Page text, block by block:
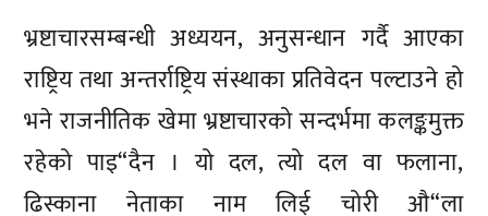
भ्रष्टाचारसम्बन्धी अध्ययन, अनुसन्धान गर्दै आएका
राष्ट्रिय तथा अन्तर्राष्ट्रिय संस्थाका प्रतिवेदन पल्टाउने हो
भने राजनीतिक खेमा भ्रष्टाचारको सन्दर्भमा कलङ्कमुक्त
रहेको पाइ“दैन । यो दल, त्यो दल वा फलाना,
ढिस्काना नेताका नाम लिई चोरी औ“ला